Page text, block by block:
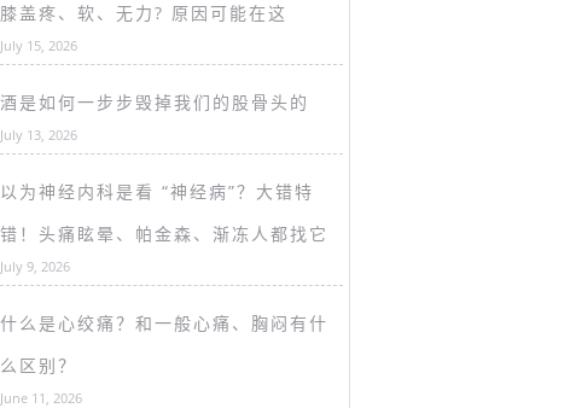
膝盖疼、软、无力? 原因可能在这
July 15, 2026
酒是如何一步步毁掉我们的股骨头的
July 13, 2026
以为神经内科是看 “神经病”？大错特
错！头痛眩晕、帕金森、渐冻人都找它
July 9, 2026
什么是心绞痛？和一般心痛、胸闷有什
么区别？
June 11, 2026